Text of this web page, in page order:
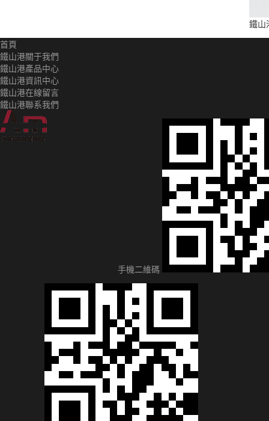
鐵山
首頁
鐵山港關于我們
鐵山港產品中心
鐵山港資訊中心
鐵山港在線留言
鐵山港聯系我們
手機二維碼